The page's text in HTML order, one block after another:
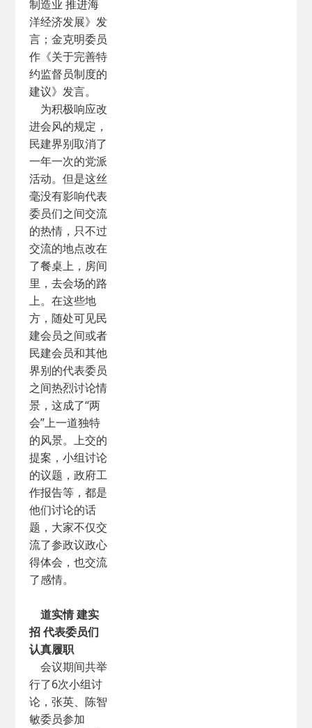
制造业 推进海
洋经济发展》发
言；金克明委员
作《关于完善特
约监督员制度的
建议》发言。
为积极响应改
进会风的规定，
民建界别取消了
一年一次的党派
活动。但是这丝
毫没有影响代表
委员们之间交流
的热情，只不过
交流的地点改在
了餐桌上，房间
里，去会场的路
上。在这些地
方，随处可见民
建会员之间或者
民建会员和其他
界别的代表委员
之间热烈讨论情
景，这成了“两
会”上一道独特
的风景。上交的
提案，小组讨论
的议题，政府工
作报告等，都是
他们讨论的话
题，大家不仅交
流了参政议政心
得体会，也交流
了感情。
道实情 建实
招 代表委员们
认真履职
会议期间共举
行了6次小组讨
论，张英、陈智
敏委员参加